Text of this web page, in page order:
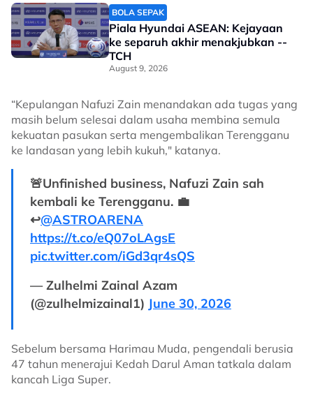
BOLA SEPAK
Piala Hyundai ASEAN: Kejayaan
ke separuh akhir menakjubkan --
TCH
August 9, 2026
“Kepulangan Nafuzi Zain menandakan ada tugas yang
masih belum selesai dalam usaha membina semula
kekuatan pasukan serta mengembalikan Terengganu
ke landasan yang lebih kukuh," katanya.
🚨Unfinished business, Nafuzi Zain sah
kembali ke Terengganu. 💼
↩️@ASTROARENA
https://t.co/eQ07oLAgsE
pic.twitter.com/iGd3qr4sQS
— Zulhelmi Zainal Azam
(@zulhelmizainal1) June 30, 2026
Sebelum bersama Harimau Muda, pengendali berusia
47 tahun menerajui Kedah Darul Aman tatkala dalam
kancah Liga Super.